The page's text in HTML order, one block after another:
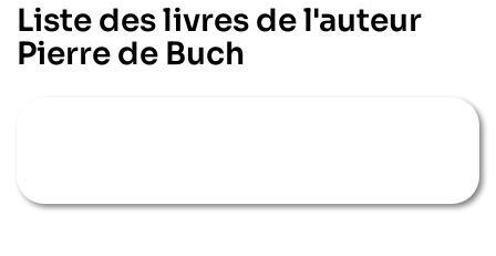
Liste des livres de l'auteur
Pierre de Buch